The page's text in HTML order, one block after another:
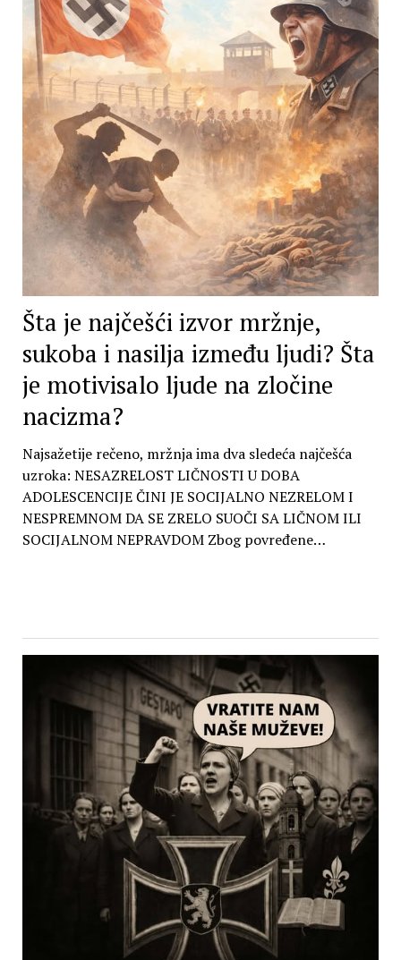
Šta je najčešći izvor mržnje,
sukoba i nasilja između ljudi? Šta
je motivisalo ljude na zločine
nacizma?
Najsažetije rečeno, mržnja ima dva sledeća najčešća
uzroka: NESAZRELOST LIČNOSTI U DOBA
ADOLESCENCIJE ČINI JE SOCIJALNO NEZRELOM I
NESPREMNOM DA SE ZRELO SUOČI SA LIČNOM ILI
SOCIJALNOM NEPRAVDOM Zbog povređene…